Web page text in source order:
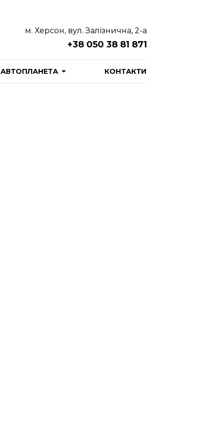
м. Херсон, вул. Залізнична, 2-а
+38 050 38 81 871
АВТОПЛАНЕТА КОНТАКТИ